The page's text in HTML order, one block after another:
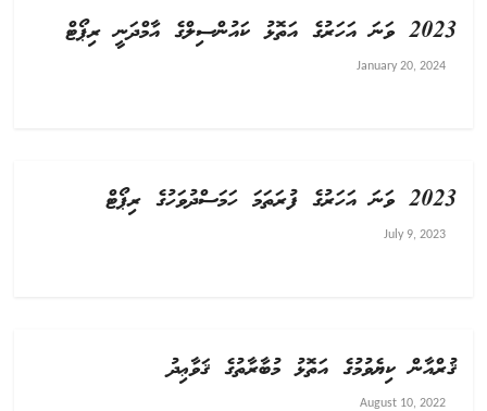
2023 ވަނަ އަހަރުގެ އަތޮޅު ކައުންސިލްގެ އާމްދަނީ ރިޕޯޓް
January 20, 2024
2023 ވަނަ އަހަރުގެ ފުރަތަމަ ހަމަސްދުވަހުގެ ރިޕޯޓް
July 9, 2023
ޤުރްއާން ކިޔެވުމުގެ އަތޮޅު މުބާރާތުގެ ޤަވާޢިދު
August 10, 2022